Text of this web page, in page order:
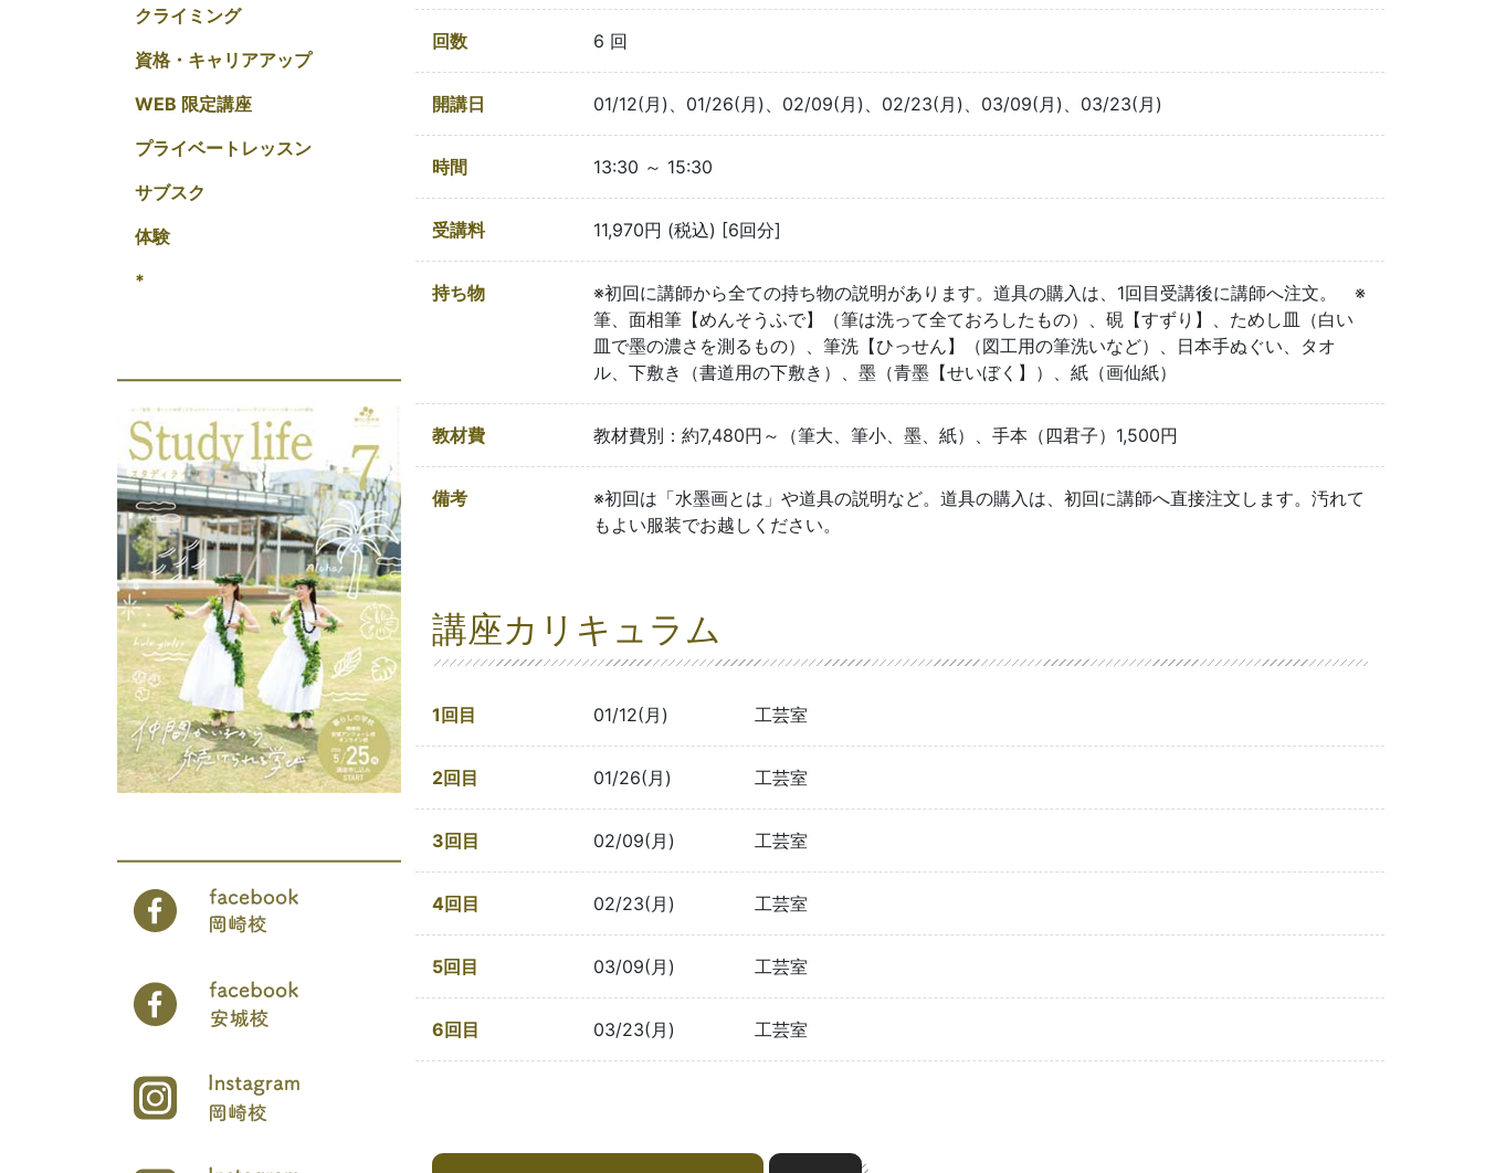
クライミング
資格・キャリアアップ
WEB 限定講座
プライベートレッスン
サブスク
体験
*
回数 6 回
開講日 01/12(月)、01/26(月)、02/09(月)、02/23(月)、03/09(月)、03/23(月)
時間 13:30 ～ 15:30
受講料 11,970円 (税込) [6回分]
持ち物
※初回に講師から全ての持ち物の説明があります。道具の購入は、1回目受講後に講師へ注文。 ※
筆、面相筆【めんそうふで】（筆は洗って全ておろしたもの）、硯【すずり】、ためし皿（白い
皿で墨の濃さを測るもの）、筆洗【ひっせん】（図工用の筆洗いなど）、日本手ぬぐい、タオ
ル、下敷き（書道用の下敷き）、墨（青墨【せいぼく】）、紙（画仙紙）
教材費 教材費別：約7,480円～（筆大、筆小、墨、紙）、手本（四君子）1,500円
備考
※初回は「水墨画とは」や道具の説明など。道具の購入は、初回に講師へ直接注文します。汚れて
もよい服装でお越しください。
講座カリキュラム
1回目 01/12(月) 工芸室
2回目 01/26(月) 工芸室
3回目 02/09(月) 工芸室
4回目 02/23(月) 工芸室
5回目 03/09(月) 工芸室
6回目 03/23(月) 工芸室